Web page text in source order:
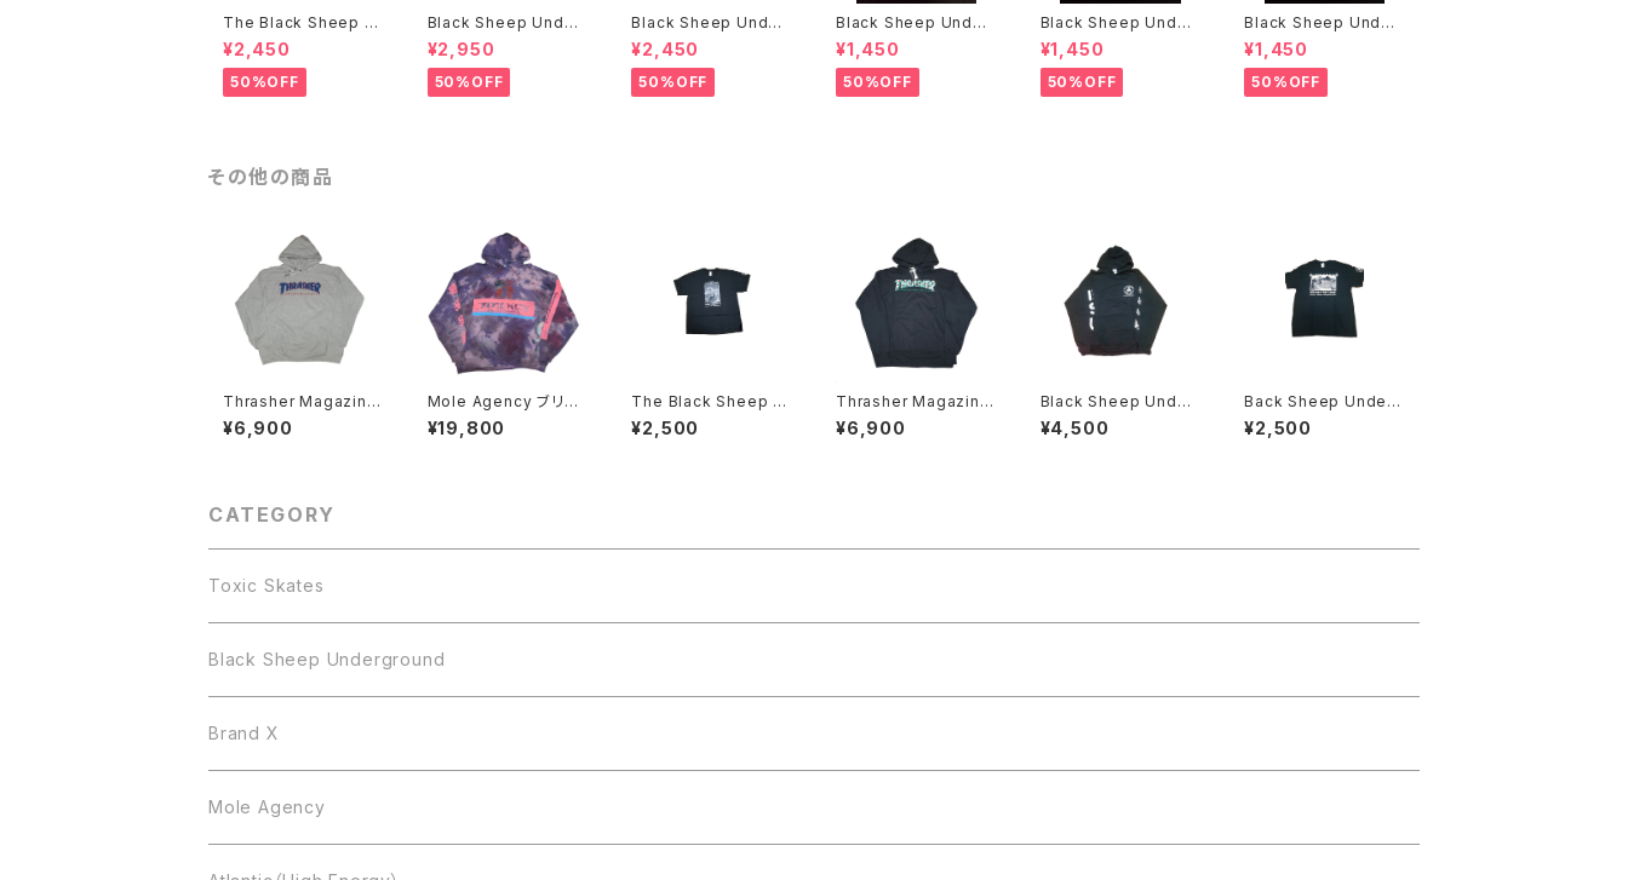
The Black Sheep U
nderground Bobby
Brown アートTシャツ
¥2,450
50%OFF
Black Sheep Under
ground NOW WE FI
GHT BACK L/S Tシャ
ツ
¥2,950
50%OFF
Black Sheep Under
ground Bill Danforth
Tシャツ
¥2,450
50%OFF
Black Sheep Under
ground ニットキャッ
プ
¥1,450
50%OFF
Black Sheep Under
¥1,450
50%OFF
Black Sheep Under
¥1,450
50%OFF
その他の商品
Thrasher Magazin
e。パーカー
¥6,900
Mole Agency ブリー
チ 後染め テストプリン
ト パーカー
¥19,800
The Black Sheep U
nderground John Gi
bson Tシャツ
¥2,500
Thrasher Magazine
パーカー
¥6,900
Black Sheep Under
ground NOW WE FI
GHT BACK パーカ
¥4,500
Back Sheep Underg
round Owen Nieder
Tシャツ
¥2,500
CATEGORY
Toxic Skates
Black Sheep Underground
Brand X
Mole Agency